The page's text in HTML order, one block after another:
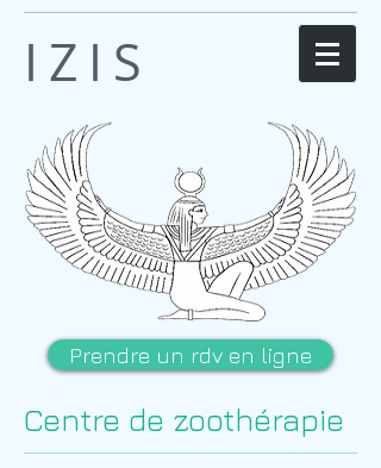
IZIS
Prendre un rdv en ligne
Centre de zoothérapie